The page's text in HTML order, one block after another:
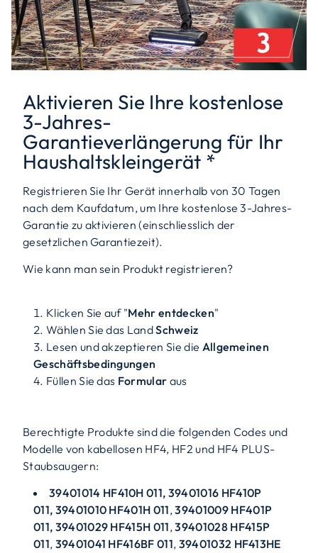
Aktivieren Sie Ihre kostenlose
3-Jahres-
Garantieverlängerung für Ihr
Haushaltskleingerät *
Registrieren Sie Ihr Gerät innerhalb von 30 Tagen
nach dem Kaufdatum, um Ihre kostenlose 3-Jahres-
Garantie zu aktivieren (einschliesslich der
gesetzlichen Garantiezeit).
Wie kann man sein Produkt registrieren?
Klicken Sie auf "Mehr entdecken"
Wählen Sie das LandSchweiz
Lesen und akzeptieren Sie die Allgemeinen
Geschäftsbedingungen
Füllen Sie das Formular aus
Berechtigte Produkte sind die folgenden Codes und
Modelle von kabellosen HF4, HF2 und HF4 PLUS-
Staubsaugern:
39401014 HF410H 011, 39401016 HF410P
011, 39401010 HF401H 011,39401009 HF401P
011, 39401029 HF415H 011,39401028 HF415P
011, 39401041 HF416BF 011, 39401032 HF413HE